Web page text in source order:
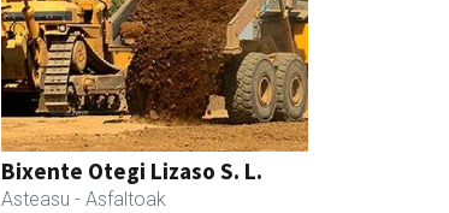
Bixente Otegi Lizaso S. L.
Asteasu - Asfaltoak